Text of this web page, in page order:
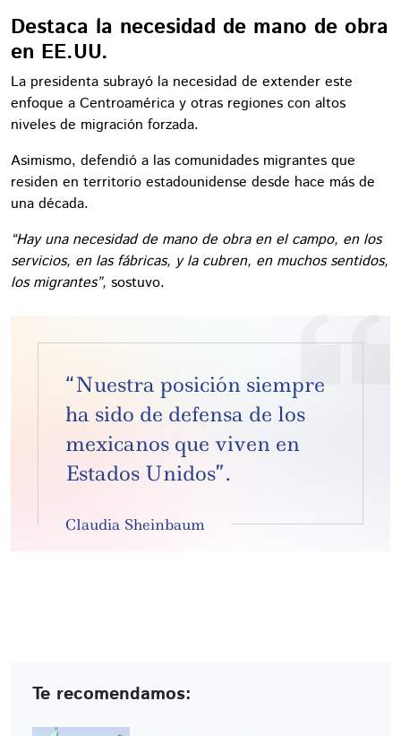
Destaca la necesidad de mano de obra
en EE.UU.
La presidenta subrayó la necesidad de extender este
enfoque a Centroamérica y otras regiones con altos
niveles de migración forzada.
Asimismo, defendió a las comunidades migrantes que
residen en territorio estadounidense desde hace más de
una década.
“Hay una necesidad de mano de obra en el campo, en los
servicios, en las fábricas, y la cubren, en muchos sentidos,
los migrantes”, sostuvo.
“Nuestra posición siempre
ha sido de defensa de los
mexicanos que viven en
Estados Unidos”.
Claudia Sheinbaum
Te recomendamos: